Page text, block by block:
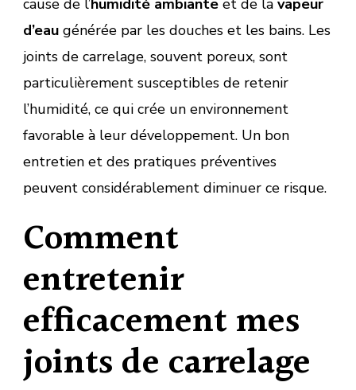
cause de l’humidité ambiante et de la vapeur
d’eau générée par les douches et les bains. Les
joints de carrelage, souvent poreux, sont
particulièrement susceptibles de retenir
l’humidité, ce qui crée un environnement
favorable à leur développement. Un bon
entretien et des pratiques préventives
peuvent considérablement diminuer ce risque.
Comment
entretenir
efficacement mes
joints de carrelage